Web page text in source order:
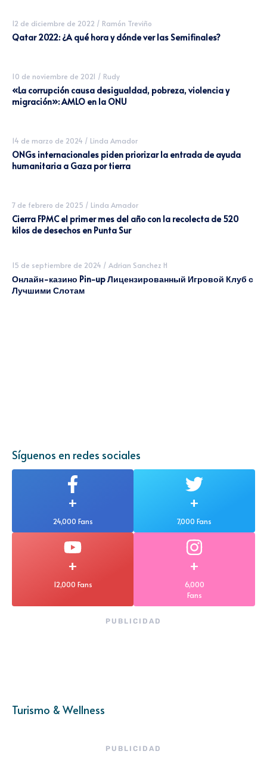
12 de diciembre de 2022 / Ramón Treviño
Qatar 2022: ¿A qué hora y dónde ver las Semifinales?
10 de noviembre de 2021 / Rudy
«La corrupción causa desigualdad, pobreza, violencia y
migración»: AMLO en la ONU
14 de marzo de 2024 / Linda Amador
ONGs internacionales piden priorizar la entrada de ayuda
humanitaria a Gaza por tierra
7 de febrero de 2025 / Linda Amador
Cierra FPMC el primer mes del año con la recolecta de 520
kilos de desechos en Punta Sur
15 de septiembre de 2024 / Adrian Sanchez H
Онлайн-казино Pin-up Лицензированный Игровой Клуб с
Лучшими Слотам
Síguenos en redes sociales
+
24,000 Fans
+
7,000 Fans
+
12,000 Fans
+
6,000
Fans
PUBLICIDAD
Turismo & Wellness
PUBLICIDAD